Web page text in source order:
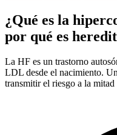
¿Qué es la
por qué es
La HF es un trastorno
LDL desde el nacimiento.
transmitir el riesgo a la mitad